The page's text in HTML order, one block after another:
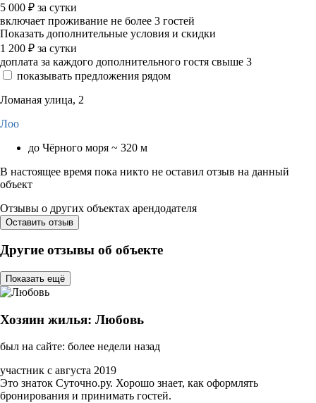
5 000 ₽ за сутки
включает проживание не более 3 гостей
Показать дополнительные условия и скидки
1 200 ₽ за сутки
доплата за каждого дополнительного гостя свыше 3
показывать предложения рядом
Ломаная улица, 2
Лоо
до Чёрного моря ~ 320 м
В настоящее время пока никто не оставил отзыв на данный
объект
Отзывы о других объектах арендодателя
Оставить отзыв
Другие отзывы об объекте
Показать ещё
Хозяин жилья: Любовь
был на сайте: более недели назад
участник с августа 2019
Это знаток Суточно.ру. Хорошо знает, как оформлять
бронирования и принимать гостей.